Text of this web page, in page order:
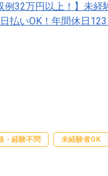
例32万円以上！】未
払いOK！年間休日123
・経験不問 未経験者OK